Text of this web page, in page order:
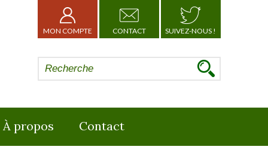
MON COMPTE CONTACT SUIVEZ-NOUS !
À propos Contact